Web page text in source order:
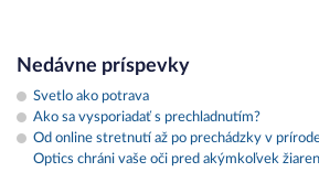
Nedávne príspevky
Svetlo ako potrava
Ako sa vysporiadať s prechladnutím?
Od online stretnutí až po prechádzky v
Optics chráni vaše oči pred akýmkoľvek